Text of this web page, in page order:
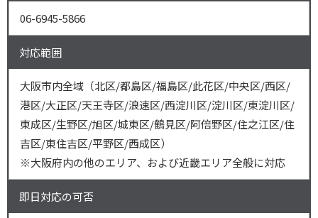
06-6945-5866
対応範囲
大阪市内全域（北区/都島区/福島区/此花区/中央区/西区/
港区/大正区/天王寺区/浪速区/西淀川区/淀川区/東淀川区/
東成区/生野区/旭区/城東区/鶴見区/阿倍野区/住之江区/住
吉区/東住吉区/平野区/西成区）
※大阪府内の他のエリア、および近畿エリア全般に対応
即日対応の可否